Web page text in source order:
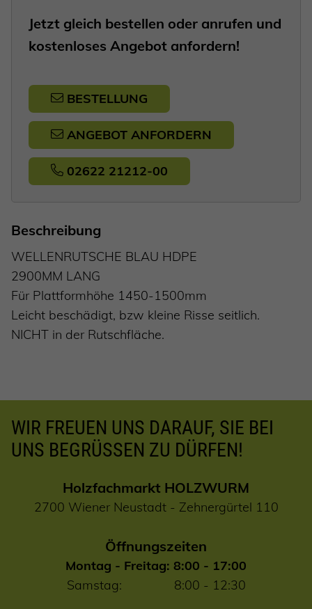
Jetzt gleich bestellen oder anrufen und
kostenloses Angebot anfordern!
BESTELLUNG
ANGEBOT ANFORDERN
02622 21212-00
Beschreibung
WELLENRUTSCHE BLAU HDPE
2900MM LANG
Für Plattformhöhe 1450-1500mm
Leicht beschädigt, bzw kleine Risse seitlich.
NICHT in der Rutschfläche.
WIR FREUEN UNS DARAUF, SIE BEI
UNS BEGRÜSSEN ZU DÜRFEN!
Holzfachmarkt HOLZWURM
2700 Wiener Neustadt - Zehnergürtel 110
Öffnungszeiten
Montag - Freitag: 8:00 - 17:00
Samstag: 8:00 - 12:30